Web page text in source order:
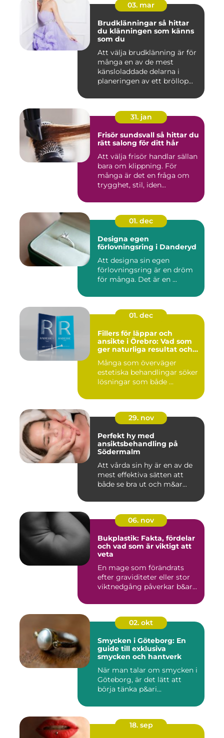
03. mar
Brudklänningar så hittar
du klänningen som känns
som du
Att välja brudklänning är för
många en av de mest
känsloladdade delarna i
planeringen av ett bröllop...
31. jan
Frisör sundsvall så hittar du
rätt salong för ditt hår
Att välja frisör handlar sällan
bara om klippning. För
många är det en fråga om
trygghet, stil, iden...
01. dec
Designa egen
förlovningsring i Danderyd
Att designa sin egen
förlovningsring är en dröm
för många. Det är en ...
01. dec
Fillers för läppar och
ansikte i Örebro: Vad som
ger naturliga resultat och
Många som överväger
estetiska behandlingar söker
lösningar som både ...
29. nov
Perfekt hy med
ansiktsbehandling på
Södermalm
Att vårda sin hy är en av de
mest effektiva sätten att
både se bra ut och m&ar...
06. nov
Bukplastik: Fakta, fördelar
och vad som är viktigt att
veta
En mage som förändrats
efter graviditeter eller stor
viktnedgång påverkar b&ar...
02. okt
Smycken i Göteborg: En
guide till exklusiva
smycken och hantverk
När man talar om smycken i
Göteborg, är det lätt att
börja tänka p&ari...
18. sep